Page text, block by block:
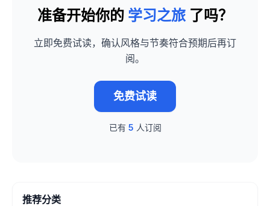
准备开始你的 学习之旅 了吗？
立即免费试读，确认风格与节奏符合预期后再订
阅。
免费试读
已有 5 人订阅
推荐分类